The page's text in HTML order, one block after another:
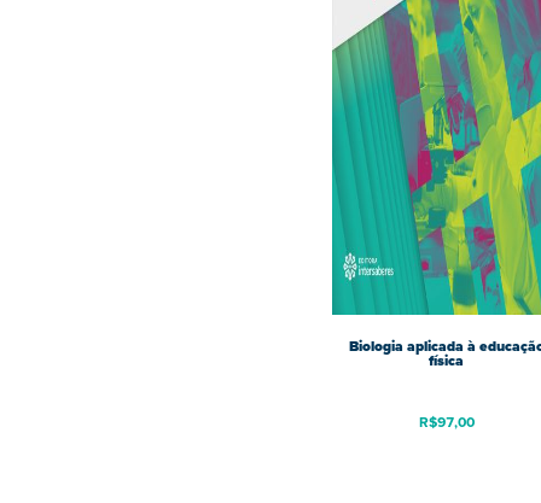
Biologia aplicada à
física
R$97,00